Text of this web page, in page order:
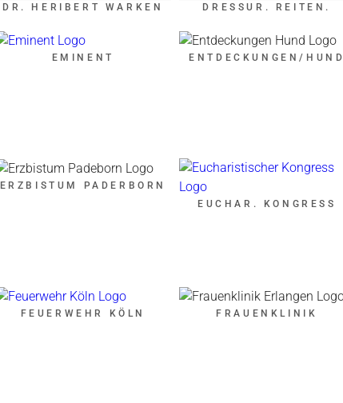
DR. HERIBERT WARKEN DRESSUR. REITEN.
EMINENT ENTDECKUNGEN/HUND
ERZBISTUM PADERBORN
EUCHAR. KONGRESS
FEUERWEHR KÖLN FRAUENKLINIK